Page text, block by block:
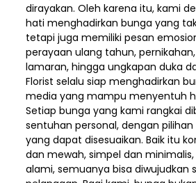
dirayakan. Oleh karena itu, kami
hati menghadirkan bunga yang
tetapi juga memiliki pesan
perayaan ulang tahun,
lamaran, hingga ungkapan duka
Florist selalu siap menghadirkan
media yang mampu menyentuh
Setiap bunga yang kami rangkai
sentuhan personal, dengan
yang dapat disesuaikan. Baik itu
dan mewah, simpel dan
alami, semuanya bisa diwujudkan